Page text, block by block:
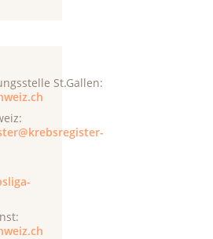
St.Gallen: